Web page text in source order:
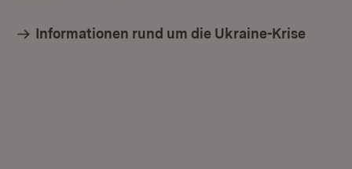
Informationen rund um die Ukraine-Krise